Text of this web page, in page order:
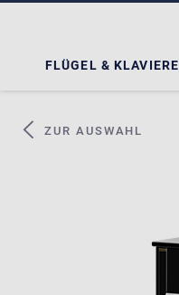
FLÜGEL & KLAVIERE
ZUR AUSWAHL